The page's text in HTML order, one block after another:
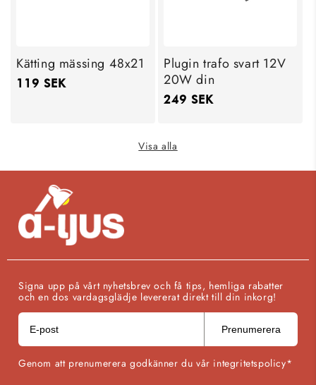
Kätting mässing 48x21
Ordinarie
119 SEK
Plugin trafo svart 12V
20W din
Ordinarie
249 SEK
Visa alla
Signa upp på vårt nyhetsbrev och få tips, hemliga rabatter
och en dos vardagsglädje levererat direkt till din inkorg!
Prenumerera
Genom att prenumerera godkänner du vår integritetspolicy*